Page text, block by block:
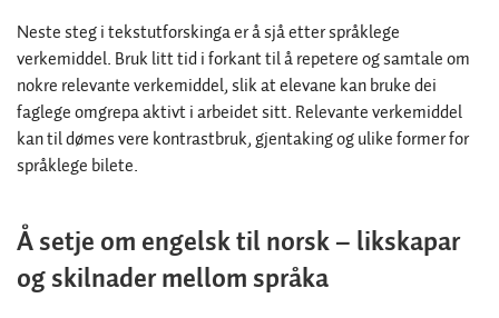
Neste steg i tekstutforskinga er å sjå etter språklege
verkemiddel. Bruk litt tid i forkant til å repetere og samtale om
nokre relevante verkemiddel, slik at elevane kan bruke dei
faglege omgrepa aktivt i arbeidet sitt. Relevante verkemiddel
kan til dømes vere kontrastbruk, gjentaking og ulike former for
språklege bilete.
Å setje om engelsk til norsk – likskapar
og skilnader mellom språka